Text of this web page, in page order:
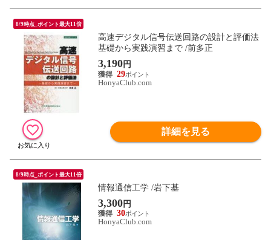
8/9時点_ポイント最大11倍
高速デジタル信号伝送回路の設計と評価法
基礎から実践演習まで /前多正
3,190円
29
HonyaClub.com
詳細を見る
8/9時点_ポイント最大11倍
情報通信工学 /岩下基
3,300円
30
HonyaClub.com